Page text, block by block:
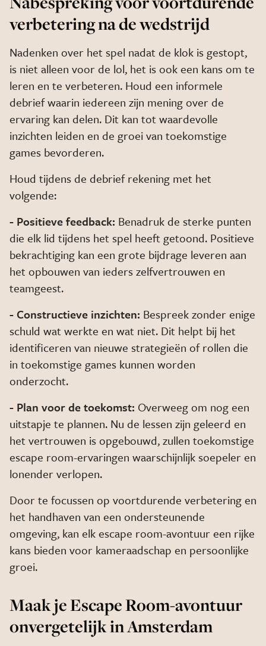
verbetering na de wedstrijd
Nadenken over het spel nadat de klok is gestopt,
is niet alleen voor de lol, het is ook een kans om te
leren en te verbeteren. Houd een informele
debrief waarin iedereen zijn mening over de
ervaring kan delen. Dit kan tot waardevolle
inzichten leiden en de groei van toekomstige
games bevorderen.
Houd tijdens de debrief rekening met het
volgende:
- Positieve feedback: Benadruk de sterke punten
die elk lid tijdens het spel heeft getoond. Positieve
bekrachtiging kan een grote bijdrage leveren aan
het opbouwen van ieders zelfvertrouwen en
teamgeest.
- Constructieve inzichten: Bespreek zonder enige
schuld wat werkte en wat niet. Dit helpt bij het
identificeren van nieuwe strategieën of rollen die
in toekomstige games kunnen worden
onderzocht.
- Plan voor de toekomst: Overweeg om nog een
uitstapje te plannen. Nu de lessen zijn geleerd en
het vertrouwen is opgebouwd, zullen toekomstige
escape room-ervaringen waarschijnlijk soepeler en
lonender verlopen.
Door te focussen op voortdurende verbetering en
het handhaven van een ondersteunende
omgeving, kan elk escape room-avontuur een rijke
kans bieden voor kameraadschap en persoonlijke
groei.
Maak je Escape Room-avontuur
onvergetelijk in Amsterdam